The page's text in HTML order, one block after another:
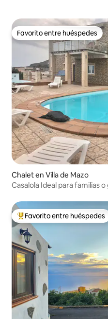
Favorito entre huéspedes
Favorito entre huéspedes
Chalet en Villa de Mazo
Casalola Ideal para
De los mejores en Favorito
Favorito entre huéspedes